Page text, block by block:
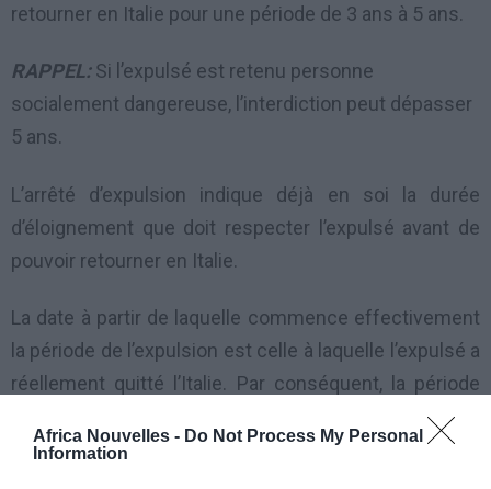
Africa Nouvelles - Do Not Process My Personal
Information
retourner en Italie pour une période de 3 ans à 5 ans.
RAPPEL:Si l’expulsé est retenu personne
socialement dangereuse, l’interdiction peut dépasser
5 ans.
L’arrêté d’expulsion indique déjà en soi la durée
d’éloignement que doit respecter l’expulsé avant de
pouvoir retourner en Italie.
La date à partir de laquelle commence effectivement
la période de l’expulsion est celle à laquelle l’expulsé a
réellement quitté l’Italie. Par conséquent, la période
d’expulsion est comptée à partir de la date du cachet
de sortie émis par les autorités de frontière sur le